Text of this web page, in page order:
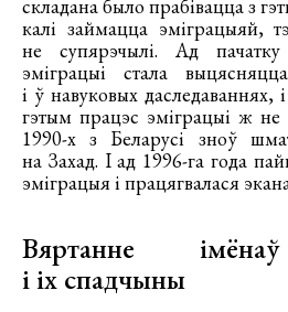
складана было прабівацца з
калі займацца эміграцыяй,
не супярэчылі. Ад
эміграцыі стала
і ў навуковых
гэтым працэс эміграцыі ж не
1990-х з Беларусі зноў
на Захад. І ад 1996-га года
эміграцыя і працягвалася
Вяртанне
і іх спадчыны